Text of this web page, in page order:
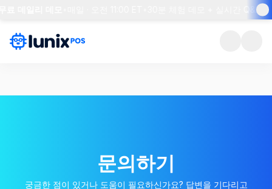
30분 체험 데모 + 실시간 Q&A
문의하기
궁금한 점이 있거나 도움이 필요하신가요? 답변을 기다리고